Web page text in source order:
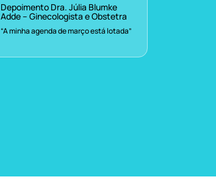
Depoimento Dra. Júlia Blumke
Adde – Ginecologista e Obstetra
“A minha agenda de março está lotada”